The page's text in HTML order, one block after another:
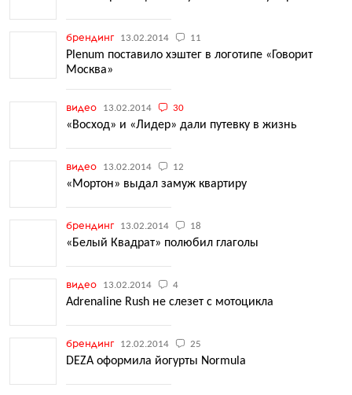
брендинг 13.02.2014 11
Plenum поставило хэштег в логотипе «Говорит
Москва»
видео 13.02.2014 30
«Восход» и «Лидер» дали путевку в жизнь
видео 13.02.2014 12
«Мортон» выдал замуж квартиру
брендинг 13.02.2014 18
«Белый Квадрат» полюбил глаголы
видео 13.02.2014 4
Adrenaline Rush не слезет с мотоцикла
брендинг 12.02.2014 25
DEZA оформила йогурты Normula